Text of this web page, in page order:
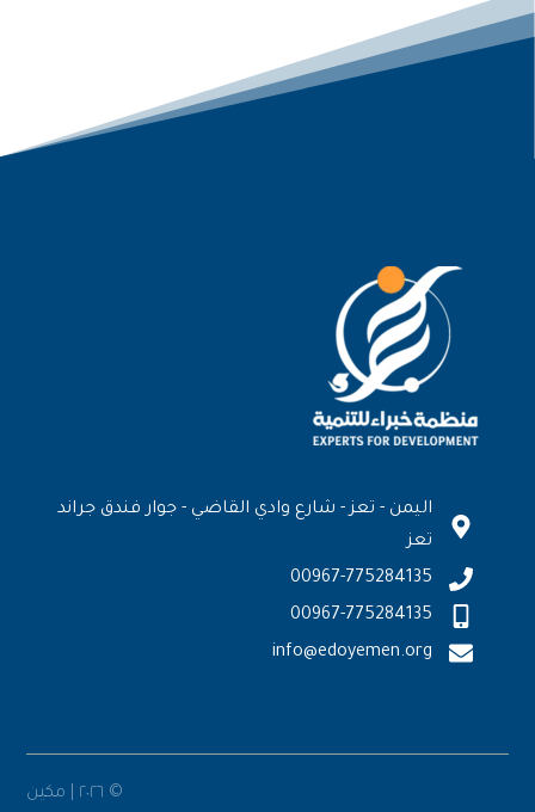
اليمن - تعز - شارع وادي القاضي - جوار فندق جراند
تعز
00967-775284135
00967-775284135
info@edoyemen.org
© ٢٠٢٦ | مكين